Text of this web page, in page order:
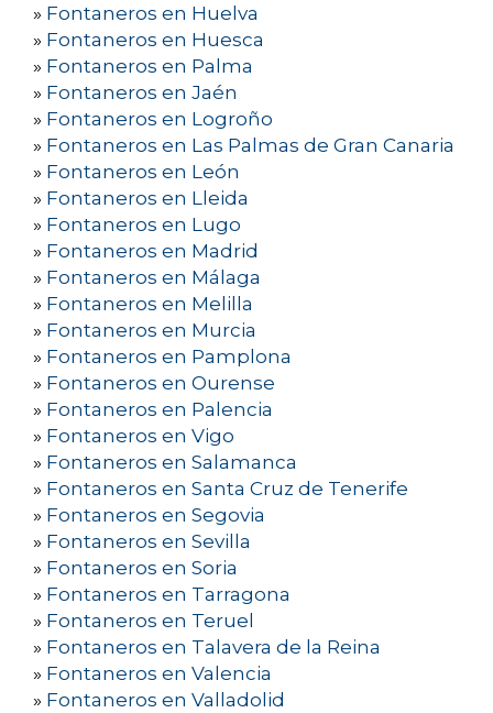
» Fontaneros en Huelva
» Fontaneros en Huesca
» Fontaneros en Palma
» Fontaneros en Jaén
» Fontaneros en Logroño
» Fontaneros en Las Palmas de Gran Canaria
» Fontaneros en León
» Fontaneros en Lleida
» Fontaneros en Lugo
» Fontaneros en Madrid
» Fontaneros en Málaga
» Fontaneros en Melilla
» Fontaneros en Murcia
» Fontaneros en Pamplona
» Fontaneros en Ourense
» Fontaneros en Palencia
» Fontaneros en Vigo
» Fontaneros en Salamanca
» Fontaneros en Santa Cruz de Tenerife
» Fontaneros en Segovia
» Fontaneros en Sevilla
» Fontaneros en Soria
» Fontaneros en Tarragona
» Fontaneros en Teruel
» Fontaneros en Talavera de la Reina
» Fontaneros en Valencia
» Fontaneros en Valladolid